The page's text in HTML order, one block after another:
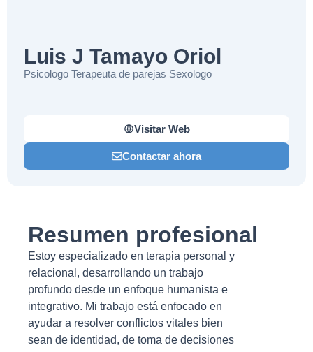
Luis J Tamayo Oriol
Psicologo Terapeuta de parejas Sexologo
Visitar Web
Contactar ahora
Resumen profesional
Estoy especializado en terapia personal y
relacional, desarrollando un trabajo
profundo desde un enfoque humanista e
integrativo. Mi trabajo está enfocado en
ayudar a resolver conflictos vitales bien
sean de identidad, de toma de decisiones